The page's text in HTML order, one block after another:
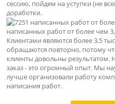
сессию, пойдем на уступки (не
доработки.
написанных работ от более чем
Клиентами являются более 3,5
обращаются повторно, потому
клиенты довольны результатом.
заказ - это огромный опыт. Мы
лучше организовали работу
написания работ.